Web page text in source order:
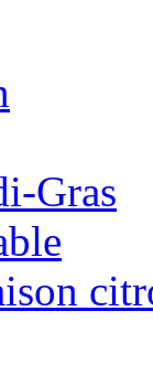
Gras